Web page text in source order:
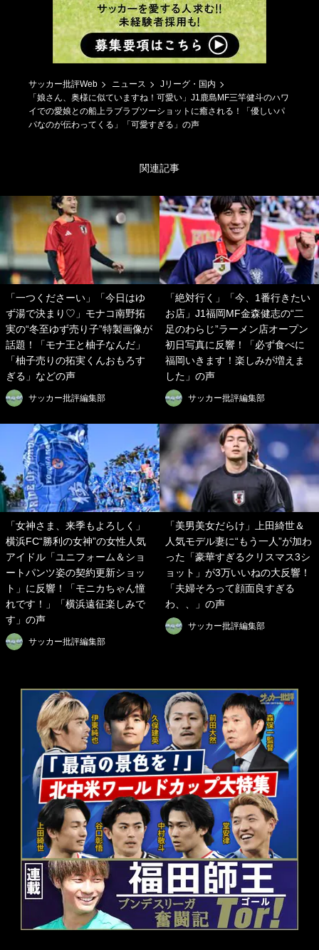
サッカー批評Web ニュース
Jリーグ・国内
「娘さん、奥様に似ていますね！可愛い」J1鹿島MF三竿健斗のハワ
イでの愛娘との船上ラブラブツーショットに癒される！「優しいパ
パなのが伝わってくる」「可愛すぎる」の声
関連記事
「一つくださーい」「今日はゆ
ず湯で決まり♡」モナコ南野拓
実の“冬至ゆず売り子”特製画像が
話題！「モナ王と柚子なんだ」
「柚子売りの拓実くんおもろす
ぎる」などの声
サッカー批評編集部
「絶対行く」「今、1番行きたい
お店」J1福岡MF金森健志の“二
足のわらじ”ラーメン店オープン
初日写真に反響！「必ず食べに
福岡いきます！楽しみが増えま
した」の声
サッカー批評編集部
「女神さま、来季もよろしく」
横浜FC“勝利の女神”の女性人気
アイドル「ユニフォーム＆ショ
ートパンツ姿の契約更新ショッ
ト」に反響！「モニカちゃん憧
れです！」「横浜遠征楽しみで
す」の声
サッカー批評編集部
「美男美女だらけ」上田綺世＆
人気モデル妻に“もう一人”が加わ
った「豪華すぎるクリスマス3シ
ョット」が3万いいねの大反響！
「夫婦そろって顔面良すぎる
わ、、」の声
サッカー批評編集部